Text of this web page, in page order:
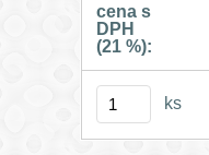
cena s
DPH
(21 %):
ks